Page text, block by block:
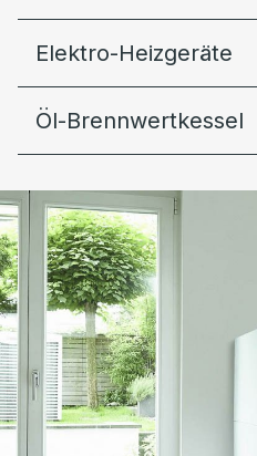
Elektro-Heizgeräte
Öl-Brennwertkessel